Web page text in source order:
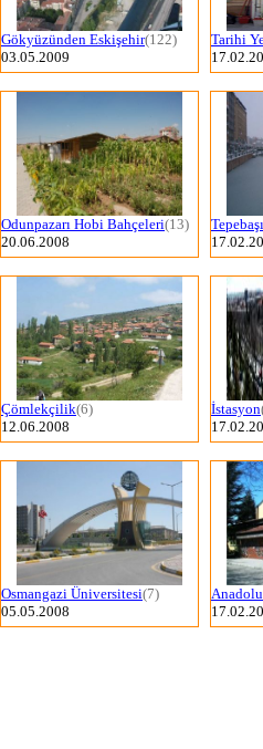
Gökyüzünden Eskişehir(122)
03.05.2009
Odunpazarı Hobi Bahçeleri(13)
20.06.2008
Çömlekçilik(6)
12.06.2008
Osmangazi Üniversitesi(7)
05.05.2008
Tarihi
Tepebaşı
İstasyon